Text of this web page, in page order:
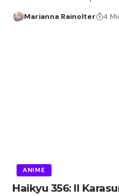
Marianna Rainolter 4
ANIME
Haikyu 356: Il